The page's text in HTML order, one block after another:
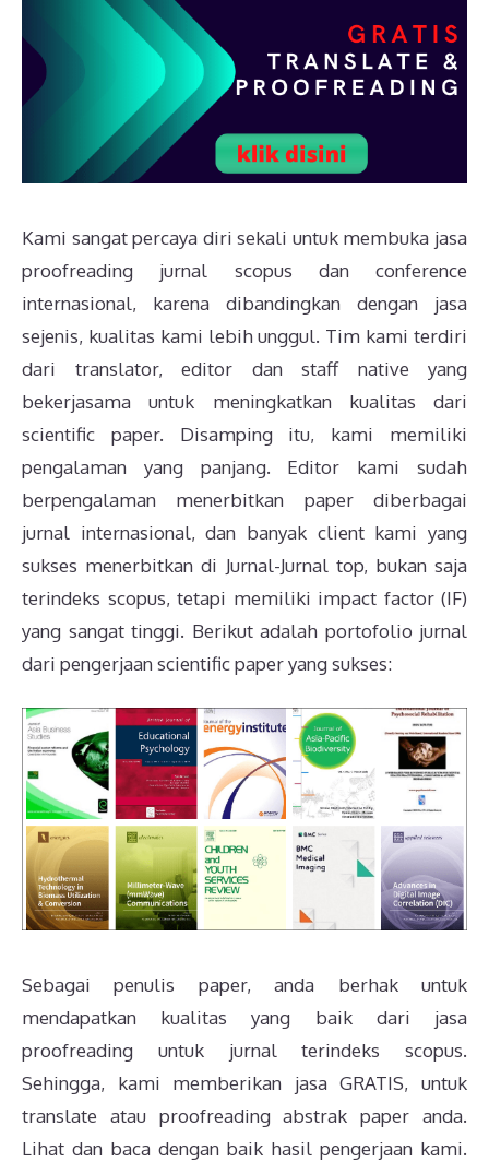
Kami sangat percaya diri sekali untuk membuka jasa
proofreading jurnal scopus dan conference
internasional, karena dibandingkan dengan jasa
sejenis, kualitas kami lebih unggul. Tim kami terdiri
dari translator, editor dan staff native yang
bekerjasama untuk meningkatkan kualitas dari
scientific paper. Disamping itu, kami memiliki
pengalaman yang panjang. Editor kami sudah
berpengalaman menerbitkan paper diberbagai
jurnal internasional, dan banyak client kami yang
sukses menerbitkan di Jurnal-Jurnal top, bukan saja
terindeks scopus, tetapi memiliki impact factor (IF)
yang sangat tinggi. Berikut adalah portofolio jurnal
dari pengerjaan scientific paper yang sukses:
Sebagai penulis paper, anda berhak untuk
mendapatkan kualitas yang baik dari jasa
proofreading untuk jurnal terindeks scopus.
Sehingga, kami memberikan jasa GRATIS, untuk
translate atau proofreading abstrak paper anda.
Lihat dan baca dengan baik hasil pengerjaan kami.